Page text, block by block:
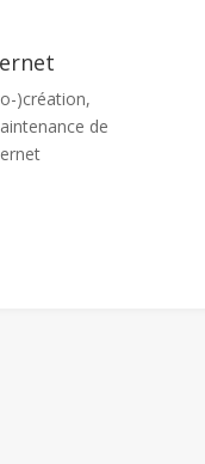
)création,
de